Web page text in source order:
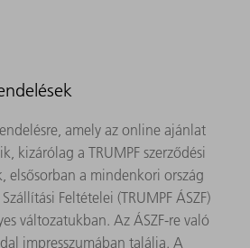
amely az online ajánlat
kizárólag a TRUMPF szerződési
elsősorban a mindenkori ország
Feltételei (TRUMPF ÁSZF)
változatukban. Az ÁSZF-re való
impresszumában találja. A